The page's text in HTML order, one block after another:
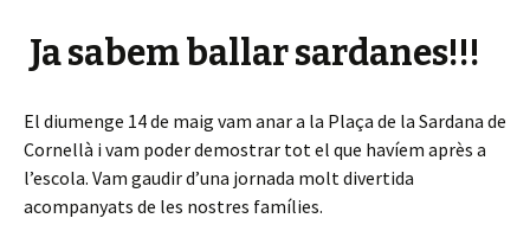
Ja sabem ballar sardanes!!!
El diumenge 14 de maig vam anar a la Plaça de la Sardana de
Cornellà i vam poder demostrar tot el que havíem après a
l’escola. Vam gaudir d’una jornada molt divertida
acompanyats de les nostres famílies.